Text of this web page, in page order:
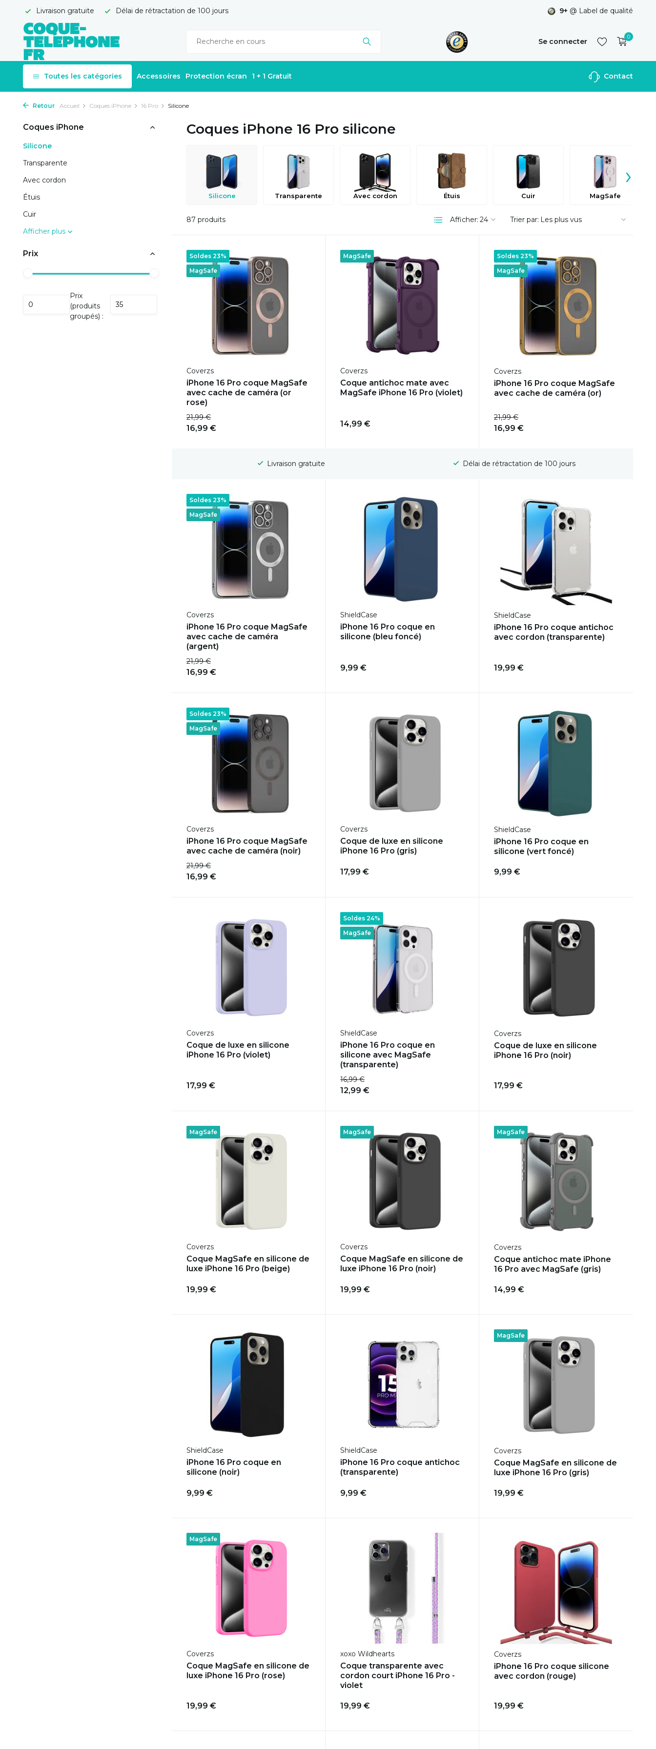
Livraison gratuite Délai de rétractation de 100 jours 9+ @ Label de qualité
Se connecter
S'inscrire
0
Toutes les catégories Accessoires Protection écran 1 + 1 Gratuit Contact
Retour Accueil Coques iPhone 16 Pro Silicone
Coques iPhone
Silicone
Transparente
Avec cordon
Étuis
Cuir
Afficher plus
Prix
Prix
(produits
groupés) :
Coques iPhone 16 Pro silicone
Silicone Transparente Avec cordon Étuis Cuir MagSafe
›
87 produits Afficher: Trier par:
MagSafe
Soldes 23%
Coverzs
iPhone 16 Pro coque MagSafe
avec cache de caméra (or
rose)
21,99 €
16,99 €
MagSafe
Coverzs
Coque antichoc mate avec
MagSafe iPhone 16 Pro (violet)
14,99 €
MagSafe
Soldes 23%
Coverzs
iPhone 16 Pro coque MagSafe
avec cache de caméra (or)
21,99 €
16,99 €
Délai de rétractation de 100 jours Livraison gratuite
MagSafe
Soldes 23%
Coverzs
iPhone 16 Pro coque MagSafe
avec cache de caméra
(argent)
21,99 €
16,99 €
ShieldCase
iPhone 16 Pro coque en
silicone (bleu foncé)
9,99 €
ShieldCase
iPhone 16 Pro coque antichoc
avec cordon (transparente)
19,99 €
MagSafe
Soldes 23%
Coverzs
iPhone 16 Pro coque MagSafe
avec cache de caméra (noir)
21,99 €
16,99 €
Coverzs
Coque de luxe en silicone
iPhone 16 Pro (gris)
17,99 €
ShieldCase
iPhone 16 Pro coque en
silicone (vert foncé)
9,99 €
Coverzs
Coque de luxe en silicone
iPhone 16 Pro (violet)
17,99 €
MagSafe
Soldes 24%
ShieldCase
iPhone 16 Pro coque en
silicone avec MagSafe
(transparente)
16,99 €
12,99 €
Coverzs
Coque de luxe en silicone
iPhone 16 Pro (noir)
17,99 €
MagSafe
Coverzs
Coque MagSafe en silicone de
luxe iPhone 16 Pro (beige)
19,99 €
MagSafe
Coverzs
Coque MagSafe en silicone de
luxe iPhone 16 Pro (noir)
19,99 €
MagSafe
Coverzs
Coque antichoc mate iPhone
16 Pro avec MagSafe (gris)
14,99 €
ShieldCase
iPhone 16 Pro coque en
silicone (noir)
9,99 €
ShieldCase
iPhone 16 Pro coque antichoc
(transparente)
9,99 €
MagSafe
Coverzs
Coque MagSafe en silicone de
luxe iPhone 16 Pro (gris)
19,99 €
MagSafe
Coverzs
Coque MagSafe en silicone de
luxe iPhone 16 Pro (rose)
19,99 €
xoxo Wildhearts
Coque transparente avec
cordon court iPhone 16 Pro -
violet
19,99 €
Coverzs
iPhone 16 Pro coque silicone
avec cordon (rouge)
19,99 €